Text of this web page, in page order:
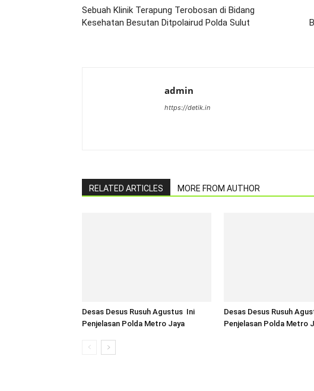
Sebuah Klinik Terapung Terobosan di Bidang
Kesehatan Besutan Ditpolairud Polda Sulut
admin
https://detik.in
RELATED ARTICLES MORE FROM AUTHOR
Desas Desus Rusuh Agustus Ini
Penjelasan Polda Metro Jaya
Desas Desus Rusuh
Penjelasan Polda Metro